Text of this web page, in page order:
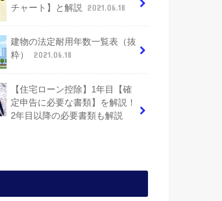
チャート】と解説
2021.06.18
建物の法定耐用年数一覧表（抜
粋）
2021.06.18
【住宅ローン控除】1年目【確
定申告に必要な書類】を解説！
2年目以降の必要書類も解説